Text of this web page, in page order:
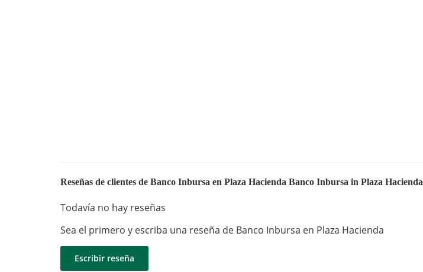
Reseñas de clientes de Banco Inbursa en Plaza Hacienda Banco Inbursa in Plaza Hacienda
Todavía no hay reseñas
Sea el primero y escriba una reseña de Banco Inbursa en Plaza Hacienda
Escribir reseña